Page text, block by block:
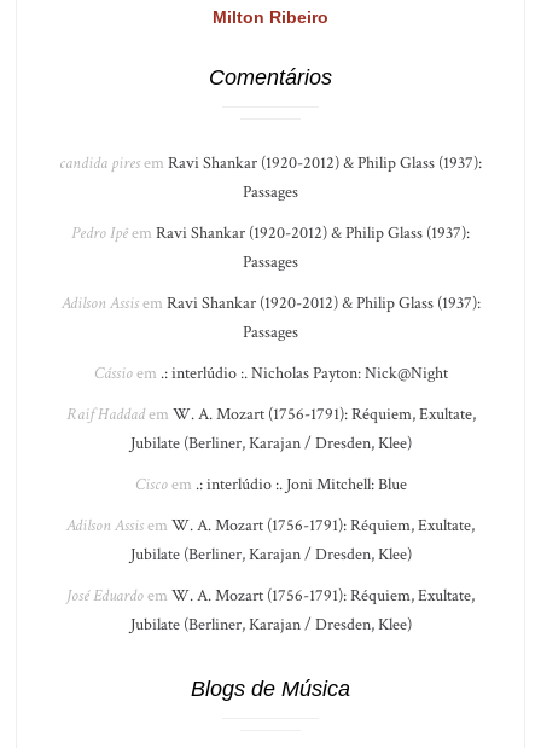
Milton Ribeiro
Comentários
candida piresem Ravi Shankar (1920-2012) & Philip Glass (1937):
Passages
Pedro Ipêem Ravi Shankar (1920-2012) & Philip Glass (1937):
Passages
Adilson Assisem Ravi Shankar (1920-2012) & Philip Glass (1937):
Passages
Cássioem .: interlúdio :. Nicholas Payton: Nick@Night
Raif Haddadem W. A. Mozart (1756-1791): Réquiem, Exultate,
Jubilate (Berliner, Karajan / Dresden, Klee)
Ciscoem .: interlúdio :. Joni Mitchell: Blue
Adilson Assisem W. A. Mozart (1756-1791): Réquiem, Exultate,
Jubilate (Berliner, Karajan / Dresden, Klee)
José Eduardoem W. A. Mozart (1756-1791): Réquiem, Exultate,
Jubilate (Berliner, Karajan / Dresden, Klee)
Blogs de Música